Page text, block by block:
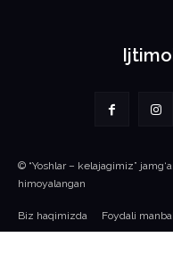
© “Yoshlar – kelajagimiz”
himoyalangan
Biz haqimizda Foydali